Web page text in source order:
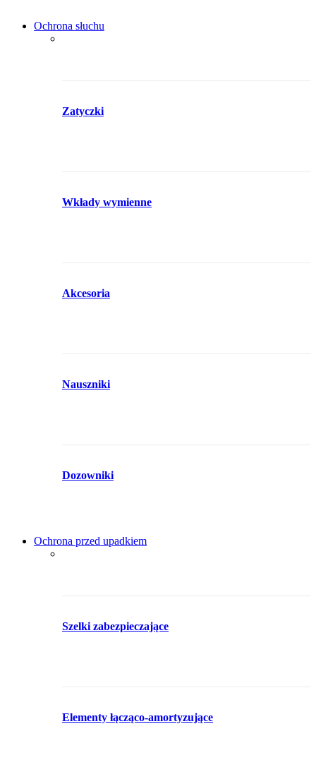
Ochrona słuchu
Zatyczki
Wkłady wymienne
Akcesoria
Nauszniki
Dozowniki
Ochrona przed upadkiem
Szelki zabezpieczające
Elementy łącząco-amortyzujące